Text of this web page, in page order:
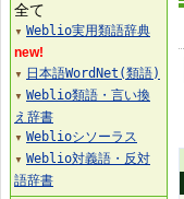
全て
▼ Weblio実用類語辞典
new!
▼ 日本語WordNet(類語)
▼ Weblio類語・言い換
え辞書
▼ Weblioシソーラス
▼ Weblio対義語・反対
語辞書